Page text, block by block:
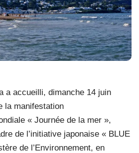
a accueilli, dimanche 14 juin
la manifestation
« Journée de la mer »,
de l’initiative japonaise « BLUE
de l’Environnement, en